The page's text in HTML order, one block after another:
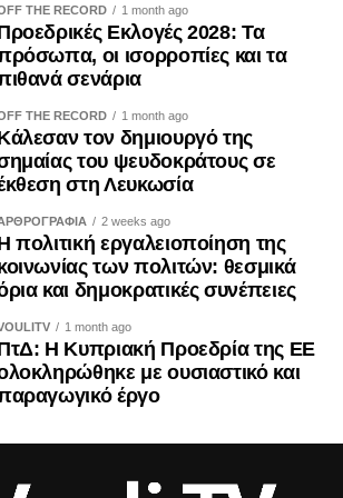
χορηγούμενες αναρτήσεις μπορούν να
χρονικό διάστημα μια
δημιουργώντας την εντύπωση
(ΕΕ) 2024/900 για τη διαφάνεια
πολιτικής διαφήμισης, ο οποίος
μεγαλύτερο μέρος του από τις 10
περιεχομένου και
χρηματοδότη. Μολονότι κάθε
φορέα δεν συνιστά πολιτική
χρηματοδοτείται ή
με σκοπό την εκλογική ή πολιτική
συνέπειες και
THE RECORD 1 month ago
Εκλογές 2028: Τα
οι ισορροπίες και τα
σενάρια
THE RECORD 1 month ago
τον δημιουργό της
του ψευδοκράτους σε
στη Λευκωσία
2 weeks ago
πολιτική εργαλειοποίηση της
των πολιτών: θεσμικά
και δημοκρατικές συνέπειες
1 month ago
Η Κυπριακή Προεδρία της ΕΕ
με ουσιαστικό και
έργο